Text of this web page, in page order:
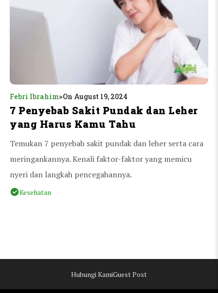
Febri Ibrahim>On August 19, 2024
7 Penyebab Sakit Pundak dan Leher
yang Harus Kamu Tahu
Temukan 7 penyebab sakit pundak dan leher serta cara
meringankannya. Kenali faktor-faktor yang memicu
nyeri dan langkah pencegahannya.
Kesehatan
Hubungi KamiGuest Post